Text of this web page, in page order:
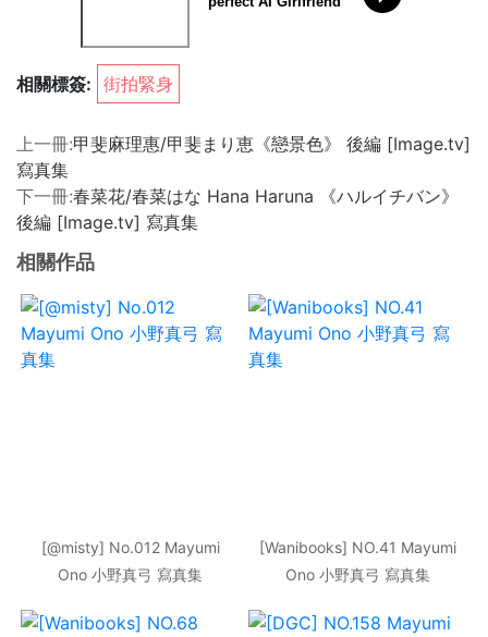
相關標簽: 街拍緊身
上一冊:甲斐麻理惠/甲斐まり恵《戀景色》 後編 [Image.tv]
寫真集
下一冊:春菜花/春菜はな Hana Haruna 《ハルイチバン》
後編 [Image.tv] 寫真集
相關作品
[@misty] No.012 Mayumi
Ono 小野真弓 寫真集
[Wanibooks] NO.41 Mayumi
Ono 小野真弓 寫真集